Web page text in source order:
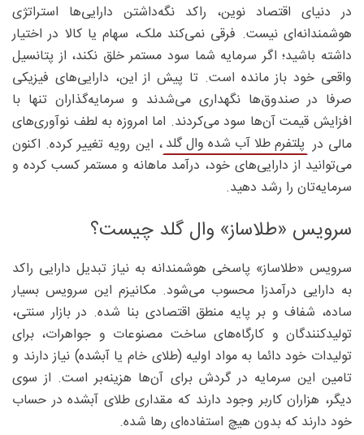
در دنیای اقتصاد نوین، راکد نگه‌داشتن دارایی‌ها استراتژی
هوشمندانه‌ای نیست. فرقی نمی‌کند ملک، سهام یا کالا در اختیار
داشته باشید؛ اگر سرمایه شما سود مستمر خلق نکند، از پتانسیل
واقعی خود باز مانده است. تا پیش از این، دارایی‌های فیزیکی
صرفا در صندوق‌ها نگهداری می‌شدند و سرمایه‌گذاران تنها با
افزایش قیمت آن‌ها سود می‌کردند. اما امروزه به لطف نوآوری‌های
مالی در پلتفرم طلا آب شده وال گلد، این رویه تغییر کرده. اکنون
می‌توانید از دارایی‌های خود، درآمد ماهانه و مستمر کسب کرده و
سرمایه‌تان را رشد دهید.
سرویس «طلاساز» وال گلد چیست؟
سرویس «طلاساز» پاسخی هوشمندانه به نیاز تبدیل دارایی راکد
به دارایی درآمدزا محسوب می‌شود. مکانیزم این سرویس بسیار
ساده، شفاف و بر پایه منطق اقتصادی بنا شده. در بازار سنتی،
تولیدکنندگان و کارگاه‌های ساخت مصنوعات و جواهرات، برای
تولیدات خود دائما به مواد اولیه (طلای خام یا آبشده) نیاز دارند و
تامین این سرمایه در گردش برای آن‌ها هزینه‌بر است. از سوی
دیگر، هزاران کاربر وجود دارند که مقداری طلای آبشده در حساب
خود دارند که بدون هیچ استفاده‌ای رها شده.